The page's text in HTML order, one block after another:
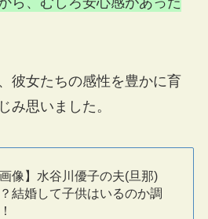
彼女たちの感性を豊かに育
み思いました。
画像】水谷川優子の夫(旦那)
結婚して子供はいるのか調